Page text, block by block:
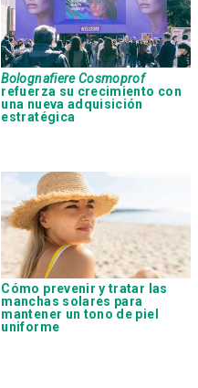
Bolognafiere Cosmoprof
refuerza su crecimiento con
una nueva adquisición
estratégica
Cómo prevenir y tratar las
manchas solares para
mantener un tono de piel
uniforme